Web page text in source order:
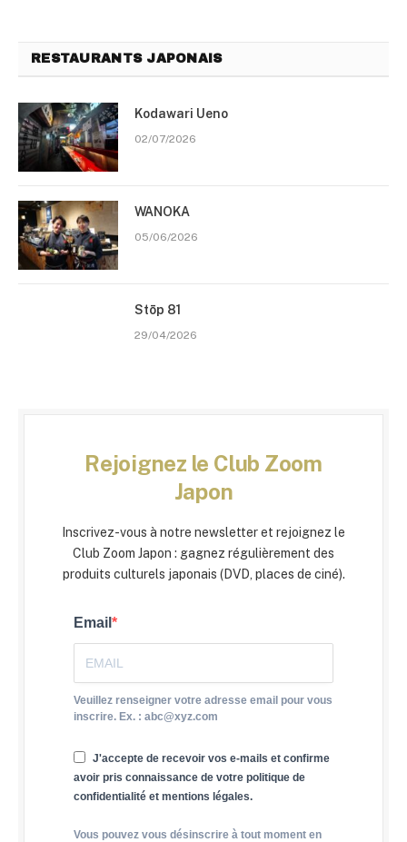
RESTAURANTS JAPONAIS
Kodawari Ueno
02/07/2026
WANOKA
05/06/2026
Stōp 81
29/04/2026
Rejoignez le Club Zoom
Japon
Inscrivez-vous à notre newsletter et rejoignez le
Club Zoom Japon : gagnez régulièrement des
produits culturels japonais (DVD, places de ciné).
Email
Veuillez renseigner votre adresse email pour vous
inscrire. Ex. : abc@xyz.com
J'accepte de recevoir vos e-mails et confirme
avoir pris connaissance de votre politique de
confidentialité et mentions légales.
Vous pouvez vous désinscrire à tout moment en